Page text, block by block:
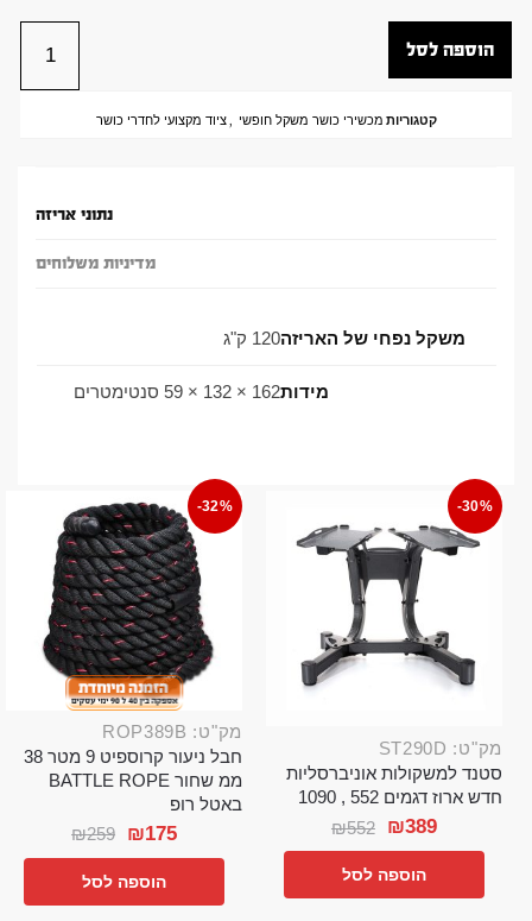
הוספה לסל
קטגוריות מכשירי כושר משקל חופשי ,ציוד מקצועי לחדרי כושר
נתוני אריזה
מדיניות משלוחים
משקל נפחי של האריזה120 ק"ג
מידות162 × 132 × 59 סנטימטרים
-30%
מק"ט: ST290D
סטנד למשקולות אוניברסליות
חדש ארוז דגמים 552 , 1090
₪552 ₪389
הוספה לסל
-32%
מק"ט: ROP389B
חבל ניעור קרוספיט 9 מטר 38
ממ שחור BATTLE ROPE
באטל רופ
₪259 ₪175
הוספה לסל